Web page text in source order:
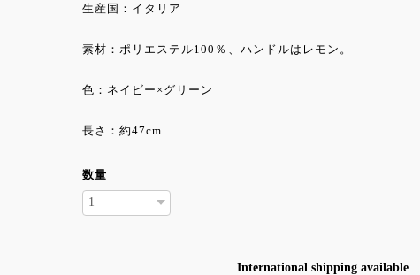
生産国：イタリア
素材：ポリエステル100％、ハンドルはレモン。
色：ネイビー×グリーン
長さ：約47cm
数量
International shipping available